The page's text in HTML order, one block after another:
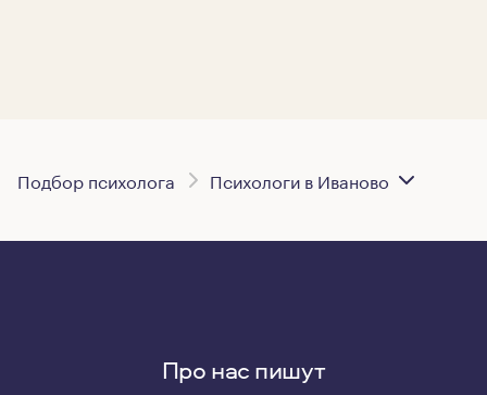
Подбор психолога Психологи в Иваново
Про нас пишут